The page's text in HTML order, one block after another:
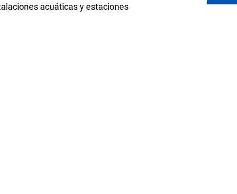
acuáticas y estaciones